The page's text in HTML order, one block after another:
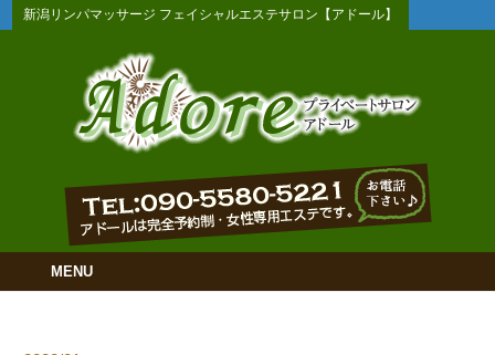
新潟リンパマッサージ フェイシャルエステサロン【アドール】
MENU